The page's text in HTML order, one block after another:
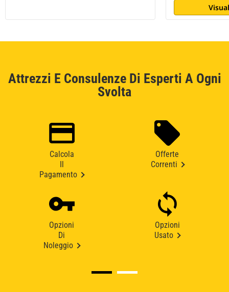
Attrezzi E Consulenze Di Esperti A Ogni
Svolta
Calcola
Pagamento
Offerte
Correnti
Opzioni
Di
Noleggio
Opzioni
Usato